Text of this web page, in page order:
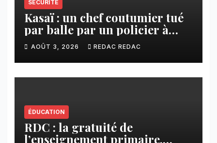
SÉCURITÉ
Kasaï : un chef coutumier tué
par balle par un policier à
Kamuesha, la tension monte
AOÛT 3, 2026 REDAC REDAC
ÉDUCATION
RDC : la gratuité de
l’enseignement primaire,